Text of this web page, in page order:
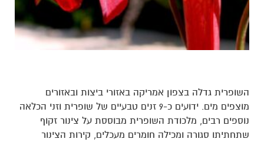
השופרית גדלה בצפון אמריקה באזורי ביצות ובאזורים
מוצפים מים. ידועים כ-9 זנים טבעיים של שופרית וזני הכלאה
נוספים רבים, מלכודת השופרית מבוססת על צינור זקוף
שתחתיתו סגורה ומכילה חומרים מעכלים, קירות הצינור